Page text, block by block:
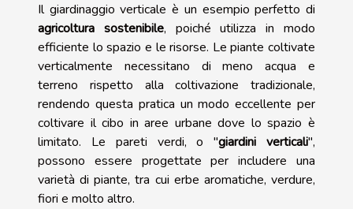
Il giardinaggio verticale è un esempio perfetto di
agricoltura sostenibile, poiché utilizza in modo
efficiente lo spazio e le risorse. Le piante coltivate
verticalmente necessitano di meno acqua e
terreno rispetto alla coltivazione tradizionale,
rendendo questa pratica un modo eccellente per
coltivare il cibo in aree urbane dove lo spazio è
limitato. Le pareti verdi, o "giardini verticali",
possono essere progettate per includere una
varietà di piante, tra cui erbe aromatiche, verdure,
fiori e molto altro.